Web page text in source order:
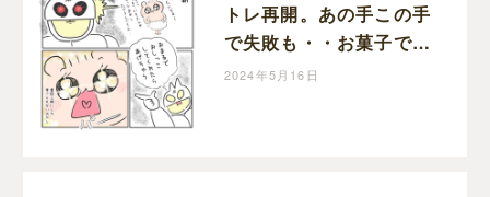
トレ再開。あの手この手
で失敗も・・お菓子でや
る気に火が付いた！お年
2024年5月16日